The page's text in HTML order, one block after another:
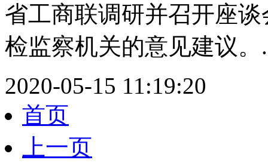
省工商联调研并召开座
检监察机关的意见建议。
2020-05-15 11:19:20
首页
上一页